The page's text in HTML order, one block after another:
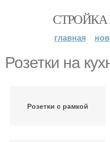
главная
Розетки на
Розетки с рамкой